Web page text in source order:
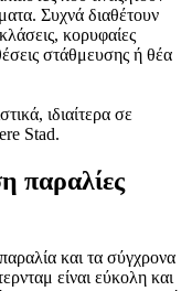
Συχνά διαθέτουν
κορυφαίες
στάθμευσης ή θέα
ιδιαίτερα σε
Stad.
παραλίες
και τα σύγχρονα
είναι εύκολη και